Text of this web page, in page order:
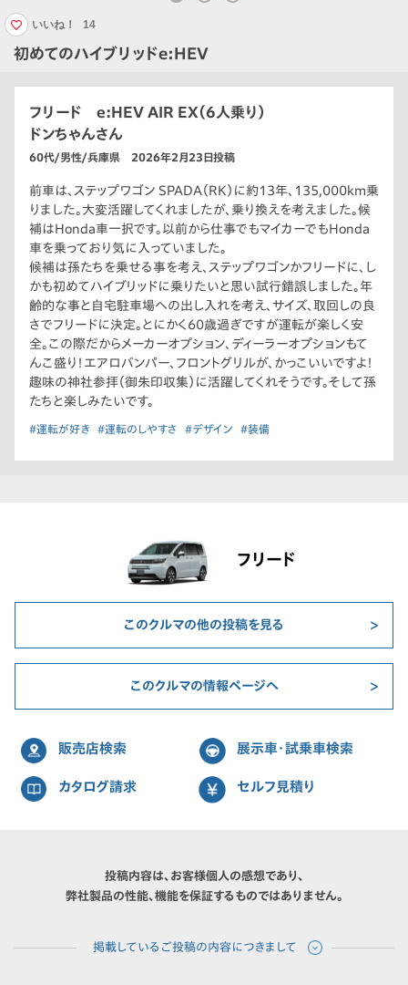
初めてのハイブリッドe:HEV
いいね！ 14
フリード e:HEV AIR EX（6人乗り）
ドンちゃんさん
60代/男性/兵庫県 2026年2月23日投稿
前車は、ステップワゴン SPADA（RK）に約13年、135,000km乗
りました。大変活躍してくれましたが、乗り換えを考えました。候
補はHonda車一択です。以前から仕事でもマイカーでもHonda
車を乗っており気に入っていました。
候補は孫たちを乗せる事を考え、ステップワゴンかフリードに、し
かも初めてハイブリッドに乗りたいと思い試行錯誤しました。年
齢的な事と自宅駐車場への出し入れを考え、サイズ、取回しの良
さでフリードに決定。とにかく60歳過ぎですが運転が楽しく安
全。この際だからメーカーオプション、ディーラーオプションもて
んこ盛り！エアロバンパー、フロントグリルが、かっこいいですよ！
趣味の神社参拝（御朱印収集）に活躍してくれそうです。そして孫
たちと楽しみたいです。
#運転が好き #運転のしやすさ #デザイン #装備
フリード
このクルマの他の投稿を見る
このクルマの情報ページへ
販売店検索 展示車・試乗車検索
カタログ請求 セルフ見積り
投稿内容は、お客様個人の感想であり、
弊社製品の性能、機能を保証するものではありません。